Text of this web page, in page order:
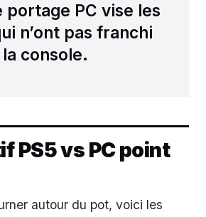
portage PC vise les
n’ont pas franchi
console.
PS5 vs PC point
autour du pot, voici les